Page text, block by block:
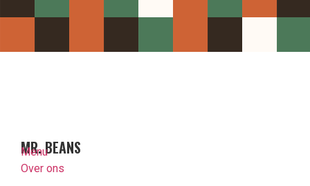
MR. BEANS
Menu
Over ons